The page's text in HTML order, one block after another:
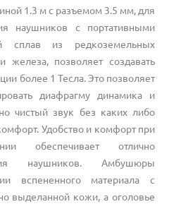
1.3 м с разъемом 3.5 мм, для
наушников с портативными
сплав из редкоземельных
железа, позволяет создавать
более 1 Тесла. Это позволяет
диафрагму динамика и
чистый звук без каких либо
Удобство и комфорт при
обеспечивает отлично
наушников. Амбушюры
вспененного материала с
выделанной кожи, а оголовье